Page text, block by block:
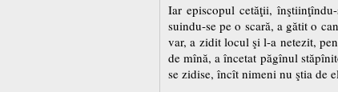
Iar episcopul cetăţii,
suindu-se pe o scară, a gătit o
var, a zidit locul şi l-a netezit,
de mînă, a încetat păgînul
se zidise, încît nimeni nu ştia de